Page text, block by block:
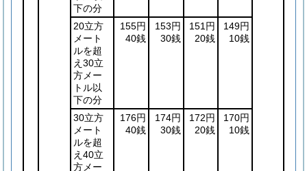
下の分
20立方
メート
ルを超
え30立
方メー
トル以
下の分
155円
40銭
153円
30銭
151円
20銭
149円
10銭
30立方
メート
ルを超
え40立
方メー
176円
40銭
174円
30銭
172円
20銭
170円
10銭